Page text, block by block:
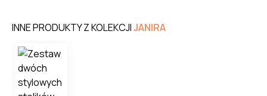
INNE PRODUKTY Z KOLEKCJIJANIRA